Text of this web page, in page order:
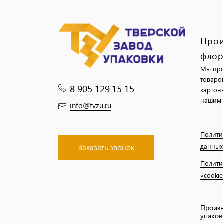
8 905 129 15 15
info@tvzu.ru
Заказать звонок
Мы
нашим
данных